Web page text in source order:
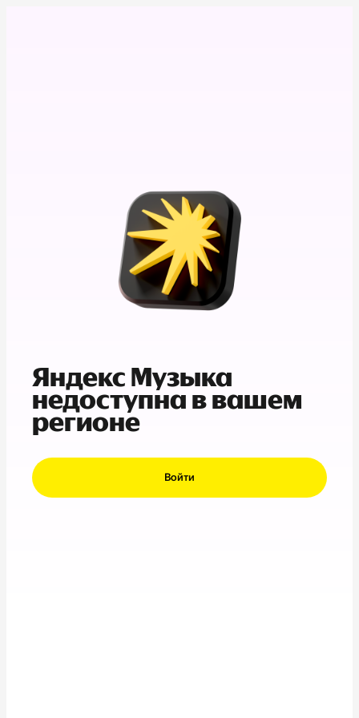
Яндекс Музыка
недоступна в вашем
регионе
Войти